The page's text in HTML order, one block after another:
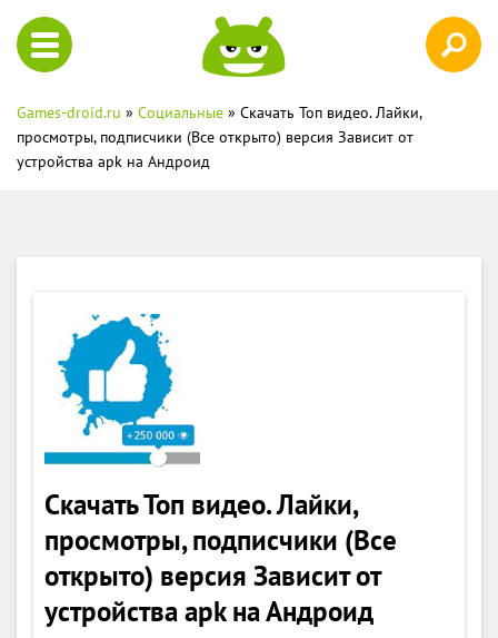
Games-droid.ru » Социальные » Скачать Топ видео. Лайки,
просмотры, подписчики (Все открыто) версия Зависит от
устройства apk на Андроид
Скачать Топ видео. Лайки,
просмотры, подписчики (Все
открыто) версия Зависит от
устройства apk на Андроид